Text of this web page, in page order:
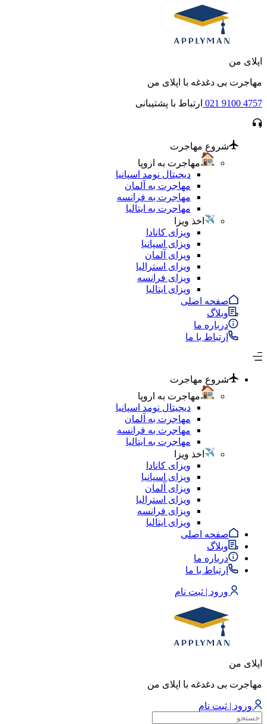
اپلای من
مهاجرت بی دغدغه با اپلای من
021 9100 4757 ارتباط با پشتیبانی
شروع مهاجرت
مهاجرت به اروپا
دیجیتال نومد اسپانیا
مهاجرت به آلمان
مهاجرت به فرانسه
مهاجرت به ایتالیا
اخذ ویزا
ویزای کانادا
ویزای اسپانیا
ویزای آلمان
ویزای استرالیا
ویزای فرانسه
ویزای ایتالیا
صفحه اصلی
وبلاگ
درباره ما
ارتباط با ما
شروع مهاجرت
مهاجرت به اروپا
دیجیتال نومد اسپانیا
مهاجرت به آلمان
مهاجرت به فرانسه
مهاجرت به ایتالیا
اخذ ویزا
ویزای کانادا
ویزای اسپانیا
ویزای آلمان
ویزای استرالیا
ویزای فرانسه
ویزای ایتالیا
صفحه اصلی
وبلاگ
درباره ما
ارتباط با ما
ورود | ثبت نام
اپلای من
مهاجرت بی دغدغه با اپلای من
ورود | ثبت نام